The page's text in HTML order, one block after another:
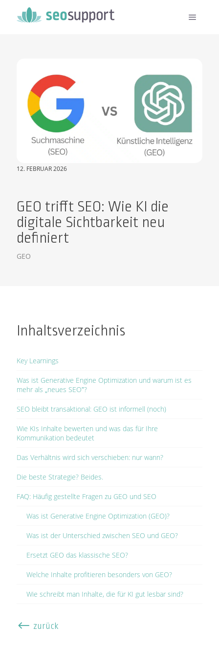
12. FEBRUAR 2026
GEO trifft SEO: Wie KI die
digitale Sichtbarkeit neu
definiert
GEO
Inhaltsverzeichnis
Key Learnings
Was ist Generative Engine Optimization und warum ist es
mehr als „neues SEO”?
SEO bleibt transaktional: GEO ist informell (noch)
Wie KIs Inhalte bewerten und was das für Ihre
Kommunikation bedeutet
Das Verhältnis wird sich verschieben: nur wann?
Die beste Strategie? Beides.
FAQ: Häufig gestellte Fragen zu GEO und SEO
Was ist Generative Engine Optimization (GEO)?
Was ist der Unterschied zwischen SEO und GEO?
Ersetzt GEO das klassische SEO?
Welche Inhalte profitieren besonders von GEO?
Wie schreibt man Inhalte, die für KI gut lesbar sind?
# zurück